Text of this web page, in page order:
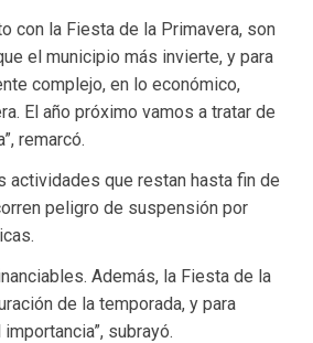
con la Fiesta de la Primavera, son
el municipio más invierte, y para
complejo, en lo económico,
El año próximo vamos a tratar de
remarcó.
actividades que restan hasta fin de
peligro de suspensión por
Además, la Fiesta de la
de la temporada, y para
subrayó.